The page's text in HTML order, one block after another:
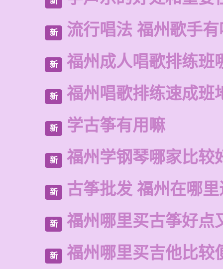
新 流行唱法 福州歌手
新 福州成人唱歌排练班
新 福州唱歌排练速成班
新 学古筝有用嘛
新 福州学钢琴哪家比较
新 古筝批发 福州在哪
新 福州哪里买古筝好点
新 福州哪里买吉他比较